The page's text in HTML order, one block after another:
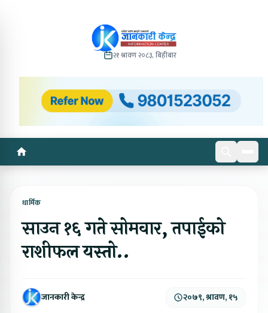
२१ श्रावण २०८३, बिहीबार
धार्मिक
साउन १६ गते सोमवार, तपाईको
राशीफल यस्तो..
जानकारी केन्द्र २०७९, श्रावण, १५